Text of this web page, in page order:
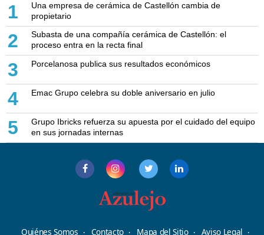
1
Una empresa de cerámica de Castellón cambia de
propietario
2
Subasta de una compañía cerámica de Castellón: el
proceso entra en la recta final
3 Porcelanosa publica sus resultados económicos
4 Emac Grupo celebra su doble aniversario en julio
5
Grupo Ibricks refuerza su apuesta por el cuidado del equipo
en sus jornadas internas
Quiénes Somos Contacto Mapa del Sitio
Aviso Legal